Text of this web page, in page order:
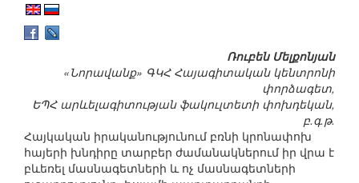
Ռուբեն Մելքոնյան
«Նորավանք» ԳԿՀ Հայագիտական կենտրոնի
փորձագետ,
ԵՊՀ արևելագիտության ֆակուլտետի փոխդեկան,
բ.գ.թ.
Հայկական իրականությունում բռնի կրոնափոխ
հայերի խնդիրը տարբեր ժամանակներում իր վրա է
բևեռել մասնագետների և ոչ մասնագետների